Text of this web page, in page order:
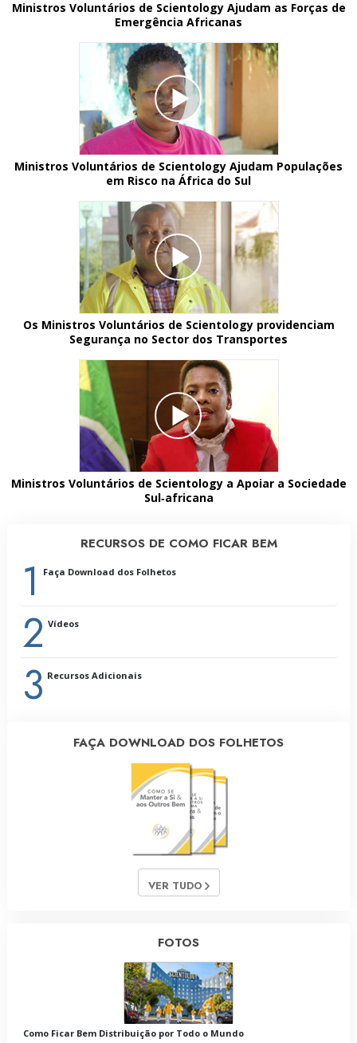
Ministros Voluntários de Scientology Ajudam as Forças de
Emergência Africanas
Ministros Voluntários de Scientology Ajudam Populações
em Risco na África do Sul
Os Ministros Voluntários de Scientology providenciam
Segurança no Sector dos Transportes
Ministros Voluntários de Scientology a Apoiar a Sociedade
Sul‑africana
RECURSOS DE COMO FICAR BEM
1 Faça Download dos Folhetos
2 Vídeos
3 Recursos Adicionais
FAÇA DOWNLOAD DOS FOLHETOS
VER TUDO
FOTOS
Como Ficar Bem Distribuição por Todo o Mundo